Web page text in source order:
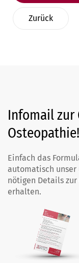
Zurück
Infomail zur
Osteopathie!
Einfach das
automatisch
nötigen Details
erhalten.